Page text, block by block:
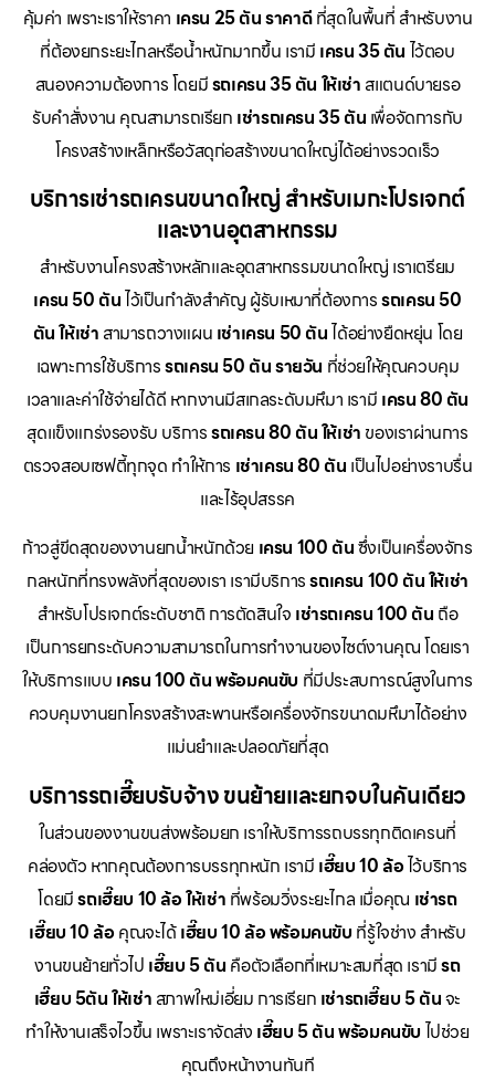
คุ้มค่า เพราะเราให้ราคา เครน 25 ตัน ราคาดีที่สุดในพื้นที่ สำหรับงาน
ที่ต้องยกระยะไกลหรือน้ำหนักมากขึ้น เรามี เครน 35 ตัน ไว้ตอบ
สนองความต้องการ โดยมีรถเครน 35 ตัน ให้เช่า สแตนด์บายรอ
รับคำสั่งงาน คุณสามารถเรียก เช่ารถเครน 35 ตัน เพื่อจัดการกับ
โครงสร้างเหล็กหรือวัสดุก่อสร้างขนาดใหญ่ได้อย่างรวดเร็ว
บริการเช่ารถเครนขนาดใหญ่ สำหรับเมกะโปรเจกต์
และงานอุตสาหกรรม
สำหรับงานโครงสร้างหลักและอุตสาหกรรมขนาดใหญ่ เราเตรียม
เครน 50 ตันไว้เป็นกำลังสำคัญ ผู้รับเหมาที่ต้องการรถเครน 50
ตัน ให้เช่า สามารถวางแผน เช่าเครน 50 ตันได้อย่างยืดหยุ่น โดย
เฉพาะการใช้บริการรถเครน 50 ตัน รายวัน ที่ช่วยให้คุณควบคุม
เวลาและค่าใช้จ่ายได้ดี หากงานมีสเกลระดับมหึมา เรามี เครน 80 ตัน
สุดแข็งแกร่งรองรับ บริการรถเครน 80 ตัน ให้เช่า ของเราผ่านการ
ตรวจสอบเซฟตี้ทุกจุด ทำให้การ เช่าเครน 80 ตัน เป็นไปอย่างราบรื่น
และไร้อุปสรรค
ก้าวสู่ขีดสุดของงานยกน้ำหนักด้วย เครน 100 ตันซึ่งเป็นเครื่องจักร
กลหนักที่ทรงพลังที่สุดของเรา เรามีบริการรถเครน 100 ตัน ให้เช่า
สำหรับโปรเจกต์ระดับชาติ การตัดสินใจ เช่ารถเครน 100 ตัน ถือ
เป็นการยกระดับความสามารถในการทำงานของไซต์งานคุณ โดยเรา
ให้บริการแบบ เครน 100 ตัน พร้อมคนขับ ที่มีประสบการณ์สูงในการ
ควบคุมงานยกโครงสร้างสะพานหรือเครื่องจักรขนาดมหึมาได้อย่าง
แม่นยำและปลอดภัยที่สุด
บริการรถเฮี๊ยบรับจ้าง ขนย้ายและยกจบในคันเดียว
ในส่วนของงานขนส่งพร้อมยก เราให้บริการรถบรรทุกติดเครนที่
คล่องตัว หากคุณต้องการบรรทุกหนัก เรามี เฮี๊ยบ 10 ล้อไว้บริการ
โดยมีรถเฮี๊ยบ 10 ล้อ ให้เช่า ที่พร้อมวิ่งระยะไกล เมื่อคุณ เช่ารถ
เฮี๊ยบ 10 ล้อคุณจะได้เฮี๊ยบ 10 ล้อ พร้อมคนขับ ที่รู้ใจช่าง สำหรับ
งานขนย้ายทั่วไป เฮี๊ยบ 5 ตัน คือตัวเลือกที่เหมาะสมที่สุด เรามีรถ
เฮี๊ยบ 5ตัน ให้เช่า สภาพใหม่เอี่ยม การเรียก เช่ารถเฮี๊ยบ 5 ตันจะ
ทำให้งานเสร็จไวขึ้น เพราะเราจัดส่ง เฮี๊ยบ 5 ตัน พร้อมคนขับ ไปช่วย
คุณถึงหน้างานทันที